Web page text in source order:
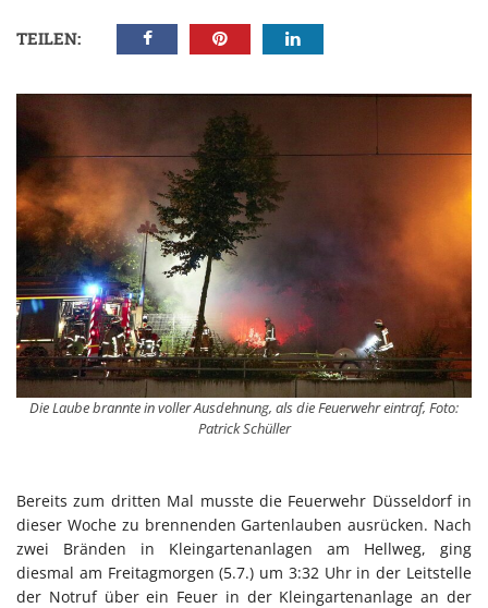
TEILEN:
Die Laube brannte in voller Ausdehnung, als die Feuerwehr eintraf, Foto:
Patrick Schüller
Bereits zum dritten Mal musste die Feuerwehr Düsseldorf in
dieser Woche zu brennenden Gartenlauben ausrücken. Nach
zwei Bränden in Kleingartenanlagen am Hellweg, ging
diesmal am Freitagmorgen (5.7.) um 3:32 Uhr in der Leitstelle
der Notruf über ein Feuer in der Kleingartenanlage an der